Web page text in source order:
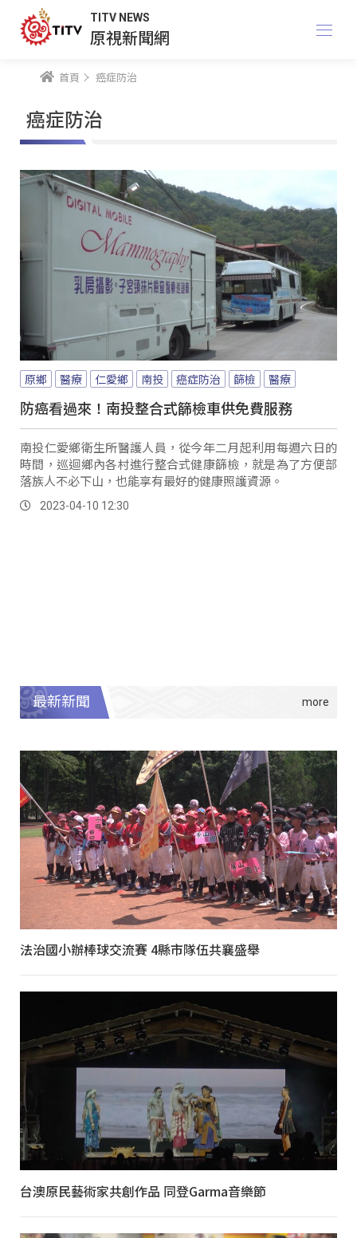
TITV NEWS
原視新聞網
首頁 癌症防治
癌症防治
原鄉 醫療 仁愛鄉 南投 癌症防治 篩檢 醫療
防癌看過來！南投整合式篩檢車供免費服務
南投仁愛鄉衛生所醫護人員，從今年二月起利用每週六日的
時間，巡迴鄉內各村進行整合式健康篩檢，就是為了方便部
落族人不必下山，也能享有最好的健康照護資源。
2023-04-10 12:30
最新新聞
法治國小辦棒球交流賽 4縣市隊伍共襄盛舉
台澳原民藝術家共創作品 同登Garma音樂節